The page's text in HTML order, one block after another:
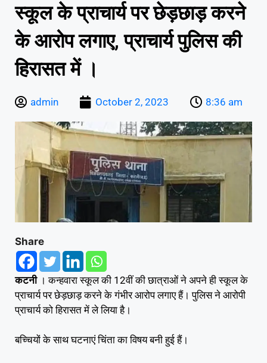
स्कूल के प्राचार्य पर छेड़छाड़ करने
के आरोप लगाए, प्राचार्य पुलिस की
हिरासत में ।
admin October 2, 2023 8:36 am
Share
कटनी । कन्हवारा स्कूल की 12वीं की छात्राओं ने अपने ही स्कूल के
प्राचार्य पर छेड़छाड़ करने के गंभीर आरोप लगाए हैं। पुलिस ने आरोपी
प्राचार्य को हिरासत में ले लिया है।
बच्चियों के साथ घटनाएं चिंता का विषय बनी हुई हैं।